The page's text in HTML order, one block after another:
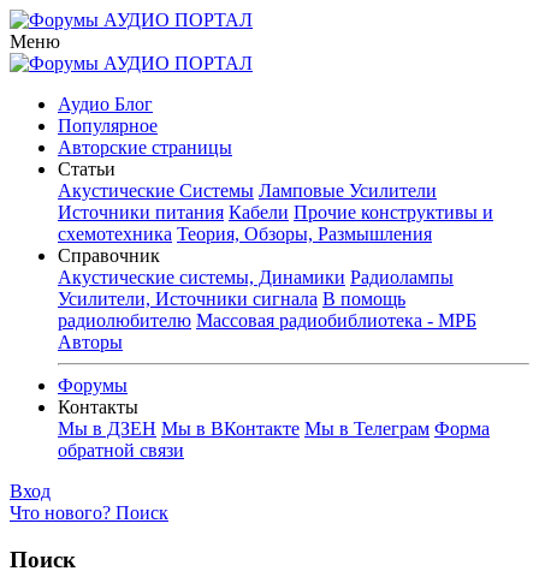
Меню
Аудио Блог
Популярное
Авторские страницы
Статьи
Акустические Системы Ламповые Усилители
Источники питания Кабели Прочие конструктивы и
схемотехника Теория, Обзоры, Размышления
Справочник
Акустические системы, Динамики Радиолампы
Усилители, Источники сигнала В помощь
радиолюбителю Массовая радиобиблиотека - МРБ
Авторы
Форумы
Контакты
Мы в ДЗЕН Мы в ВКонтакте Мы в Телеграм Форма
обратной связи
Вход
Что нового? Поиск
Поиск